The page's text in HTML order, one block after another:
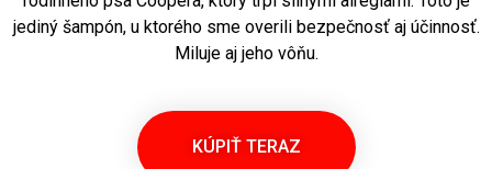
jediný šampón, u ktorého sme overili bezpečnosť aj účinnosť.
Miluje aj jeho vôňu.
KÚPIŤ TERAZ